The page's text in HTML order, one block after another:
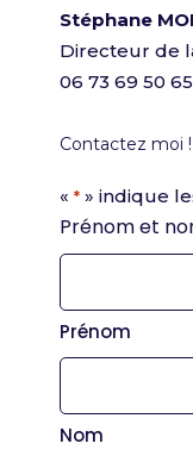
Stéphane
Directeur de
06 73 69 50 65
Contactez moi !
« * » indique
Prénom et
Prénom
Nom